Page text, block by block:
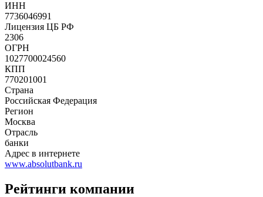
ИНН
7736046991
Лицензия ЦБ РФ
2306
ОГРН
1027700024560
КПП
770201001
Страна
Российская Федерация
Регион
Москва
Отрасль
банки
Адрес в интернете
www.absolutbank.ru
Рейтинги компании